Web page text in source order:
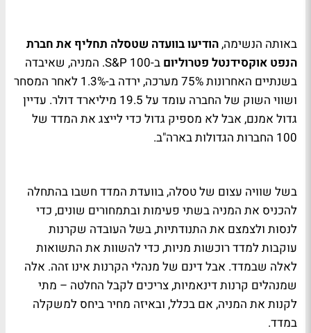
באותה הנשימה,הודיעו בוועדה שטסלה תחליף את חברת
הנפט אוקסידנטל פטרוליום
ב-S&P 100. המניה, שאיבדה
בשנתיים האחרונות 75% מערכה, ירדה ב-1.3% לאחר המסחר
ושווי השוק של החברה עומד על 19.5 מיליארד דולר. עדיין
גדול אמנם, אבל לא מספיק גדול כדי לייצג את המדד של
100 החברות הגדולות בארה"ב.
בשל שוויה עצום של טסלה, בוועדת המדד חשבו בהתחלה
להכניס את המניה בשתי פעימות ובתמחורים שונים, כדי
לנסות ולצמצם את התנודתיות, בשל העובדה שקרנות
עוקבות למדד רוכשות מניות, כדי להשוות את התשואות
לאלה שבמדד. אבל דינם של מנהלי הקרנות אינו זהה. אלה
שמנהלים קרנות דינאמיות, צריכים לקבל החלטה – מתי
לקנות את המניה, אם בכלל, ובאיזה מחיר ביחס למשקלה
במדד.